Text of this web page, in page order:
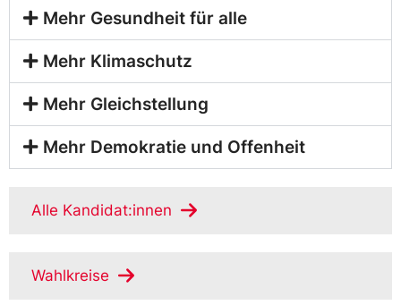
Mehr Gesundheit für alle
Mehr Klimaschutz
Mehr Gleichstellung
Mehr Demokratie und Offenheit
Alle Kandidat:innen
Wahlkreise